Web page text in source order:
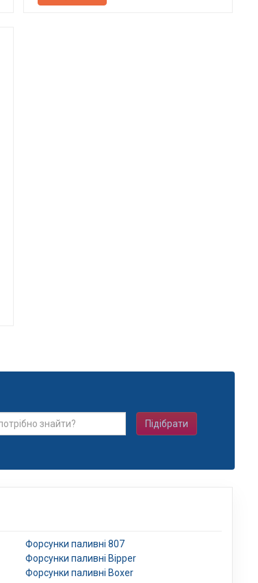
Підібрати
Форсунки паливні 807
Форсунки паливні Bipper
Форсунки паливні Boxer